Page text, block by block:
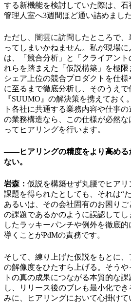
する新機能を検討していた際は、
管理人室へ3週間ほど通い詰めました
ただし、闇雲に訪問したところで、
ってしまいかねません。私が現場
は、「競合分析」と「クライアン
れらを踏まえた「仮説構築」を極限
シェア上位の競合プロダクトを仕
に至るまで徹底分析し、そのうえ
『SUUMO』の解決策を携えておく
ト各社に共通する業務内容や仕事
の業務構造なら、この仕様が必然
ってヒアリングを行います。
――ヒアリングの精度をより高める
ない。
岩森： 仮説を構築せず丸腰でヒア
課題を得られたとしても、それは“
あるいは、その会社固有のお困り
の課題であるかのように誤認してし
したラッキーパンチや例外を徹底
導くことがPdMの責務です。
そして、練り上げた仮説をもとに
の解像度をひたすら上げる。そう
トの真の成果につながる本質的な
し、リリース後のブレも最小化で
みに、ヒアリングにおいて心掛け